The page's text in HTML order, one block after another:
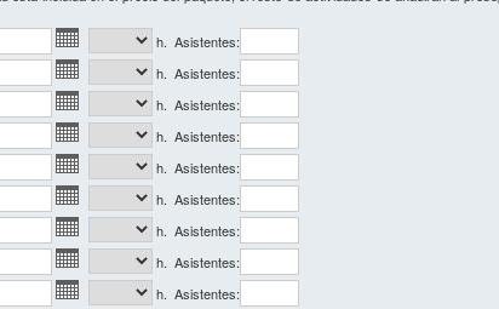
h. Asistentes:
h. Asistentes:
h. Asistentes:
h. Asistentes:
h. Asistentes:
h. Asistentes:
h. Asistentes:
h. Asistentes:
h. Asistentes: